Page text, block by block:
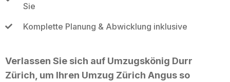
Sie
Komplette Planung & Abwicklung inklusive
Verlassen Sie sich auf Umzugskönig Durr
Zürich, um Ihren Umzug Zürich Angus so